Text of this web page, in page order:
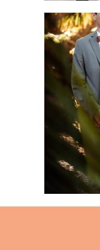
Mariage au
robe